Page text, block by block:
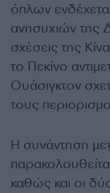
όπλων
ανησυχιών της
σχέσεις της
το Πεκίνο
Ουάσιγκτον
τους
Η συνάντηση
καθώς και οι